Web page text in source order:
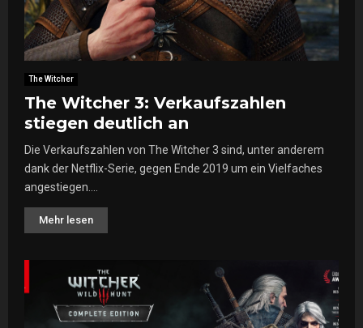
The Witcher
The Witcher 3: Verkaufszahlen
stiegen deutlich an
Die Verkaufszahlen von The Witcher 3 sind, unter anderem
dank der Netflix-Serie, gegen Ende 2019 um ein Vielfaches
angestiegen....
Mehr lesen